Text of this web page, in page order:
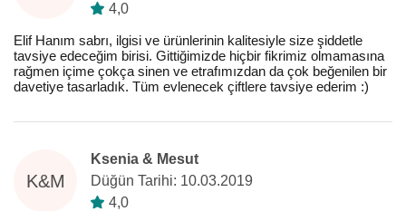
4,0
Elif Hanım sabrı, ilgisi ve ürünlerinin kalitesiyle size şiddetle
tavsiye edeceğim birisi. Gittiğimizde hiçbir fikrimiz olmamasına
rağmen içime çokça sinen ve etrafımızdan da çok beğenilen bir
davetiye tasarladık. Tüm evlenecek çiftlere tavsiye ederim :)
K&M
Ksenia & Mesut
Düğün Tarihi: 10.03.2019
4,0